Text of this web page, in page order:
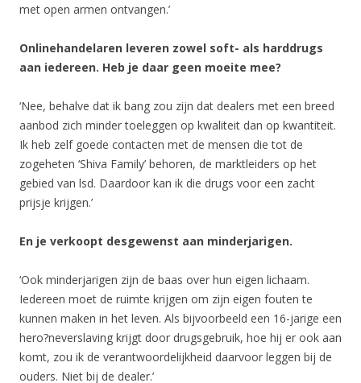
met open armen ontvangen.’
Onlinehandelaren leveren zowel soft- als harddrugs
aan iedereen. Heb je daar geen moeite mee?
‘Nee, behalve dat ik bang zou zijn dat dealers met een breed
aanbod zich minder toeleggen op kwaliteit dan op kwantiteit.
Ik heb zelf goede contacten met de mensen die tot de
zogeheten ‘Shiva Family’ behoren, de marktleiders op het
gebied van lsd. Daardoor kan ik die drugs voor een zacht
prijsje krijgen.’
En je verkoopt desgewenst aan minderjarigen.
‘Ook minderjarigen zijn de baas over hun eigen lichaam.
Iedereen moet de ruimte krijgen om zijn eigen fouten te
kunnen maken in het leven. Als bijvoorbeeld een 16-jarige een
hero?neverslaving krijgt door drugsgebruik, hoe hij er ook aan
komt, zou ik de verantwoordelijkheid daarvoor leggen bij de
ouders. Niet bij de dealer.’